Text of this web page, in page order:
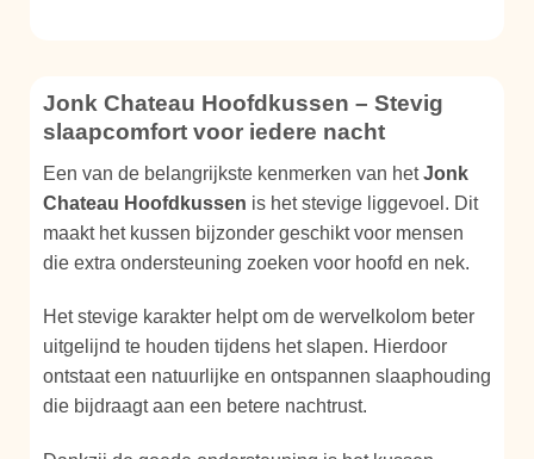
Jonk Chateau Hoofdkussen – Stevig
slaapcomfort voor iedere nacht
Een van de belangrijkste kenmerken van hetJonk
Chateau Hoofdkussen is het stevige liggevoel. Dit
maakt het kussen bijzonder geschikt voor mensen
die extra ondersteuning zoeken voor hoofd en nek.
Het stevige karakter helpt om de wervelkolom beter
uitgelijnd te houden tijdens het slapen. Hierdoor
ontstaat een natuurlijke en ontspannen slaaphouding
die bijdraagt aan een betere nachtrust.